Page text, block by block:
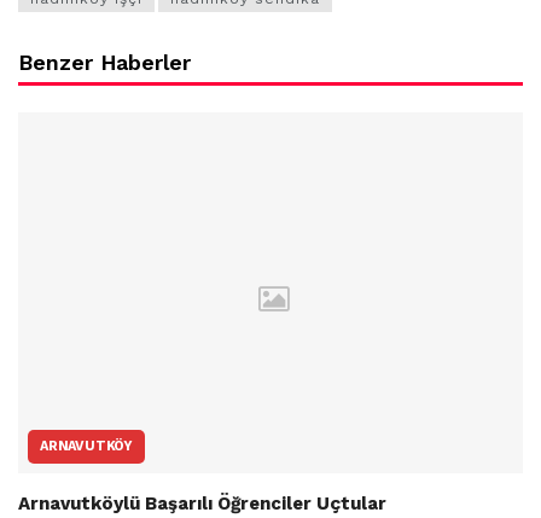
Benzer Haberler
ARNAVUTKÖY
Arnavutköylü Başarılı Öğrenciler Uçtular